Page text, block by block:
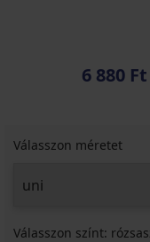
6 880 Ft
Válasszon méretet
Válasszon színt: